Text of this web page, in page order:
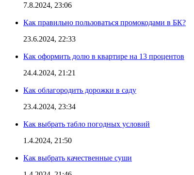
7.8.2024, 23:06
Как правильно пользоваться промокодами в БК?
23.6.2024, 22:33
Как оформить долю в квартире на 13 процентов
24.4.2024, 21:21
Как облагородить дорожки в саду
23.4.2024, 23:34
Как выбрать табло погодных условий
1.4.2024, 21:50
Как выбрать качественные суши